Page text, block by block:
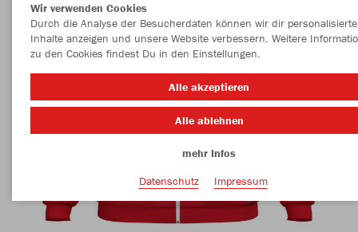
Wir verwenden Cookies
Durch die Analyse der Besucherdaten können wir dir personalisierte
Inhalte anzeigen und unsere Website verbessern. Weitere
zu den Cookies findest Du in den Einstellungen.
Alle akzeptieren
Alle ablehnen
mehr Infos
Datenschutz
Impressum